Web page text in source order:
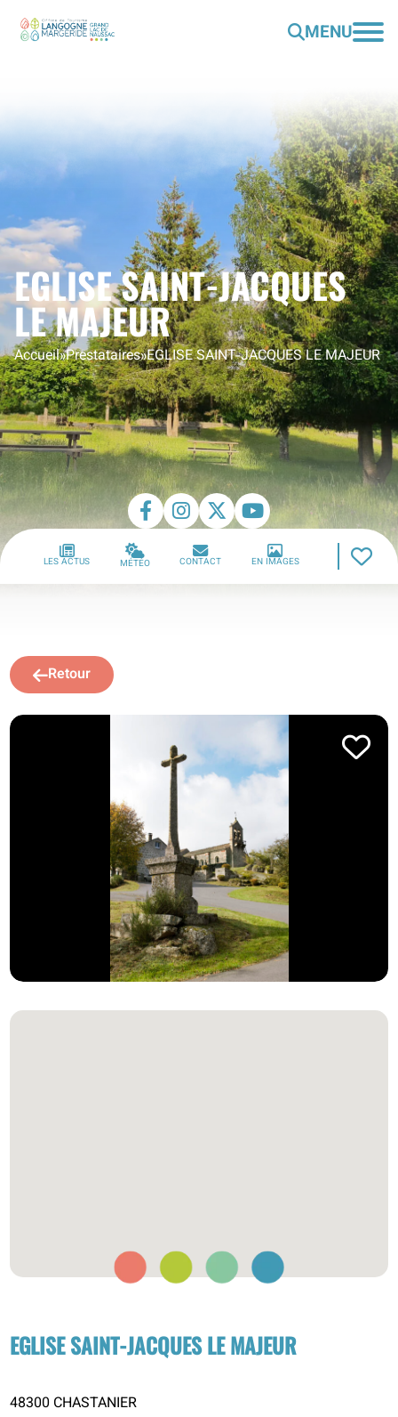
MENU
EGLISE SAINT-JACQUES
LE MAJEUR
Accueil»Prestataires»EGLISE SAINT-JACQUES LE MAJEUR
LES ACTUS MÉTÉO CONTACT EN IMAGES
Retour
EGLISE SAINT-JACQUES LE MAJEUR
48300 CHASTANIER